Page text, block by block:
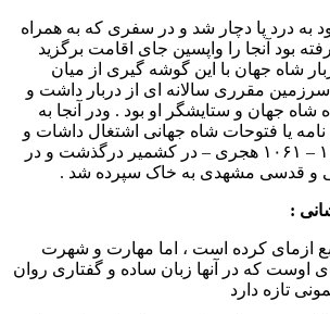
به درد پا دچار شد و در سفری که به همراه
بود آنجا را واپسین جای اقامت برگزید
شاه جهان با این گوشه گیری از میان
سرزمین مقرری سالانه ای از دربار داشت و
شاه جهان و ستایشگر او بود . ودر آنجا به
یا فتوحات شاه جهانی اشتغال داشات و
سرانجام به سال ۱۰۳۰ – ۱۰۶۱ هجری – در کشمیر درگذشت و در
و قدسی مشهدی به خاک سپرده شد .
:
ازمای کرده است ، اما مهارت و شهرت
اوست که در آنها زبان ساده و گفتاری روان
تازه دارد